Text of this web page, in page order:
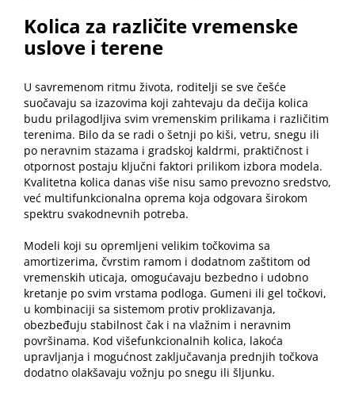
Kolica za različite vremenske
uslove i terene
U savremenom ritmu života, roditelji se sve češće
suočavaju sa izazovima koji zahtevaju da dečija kolica
budu prilagodljiva svim vremenskim prilikama i različitim
terenima. Bilo da se radi o šetnji po kiši, vetru, snegu ili
po neravnim stazama i gradskoj kaldrmi, praktičnost i
otpornost postaju ključni faktori prilikom izbora modela.
Kvalitetna kolica danas više nisu samo prevozno sredstvo,
već multifunkcionalna oprema koja odgovara širokom
spektru svakodnevnih potreba.
Modeli koji su opremljeni velikim točkovima sa
amortizerima, čvrstim ramom i dodatnom zaštitom od
vremenskih uticaja, omogućavaju bezbedno i udobno
kretanje po svim vrstama podloga. Gumeni ili gel točkovi,
u kombinaciji sa sistemom protiv proklizavanja,
obezbeđuju stabilnost čak i na vlažnim i neravnim
površinama. Kod višefunkcionalnih kolica, lakoća
upravljanja i mogućnost zaključavanja prednjih točkova
dodatno olakšavaju vožnju po snegu ili šljunku.